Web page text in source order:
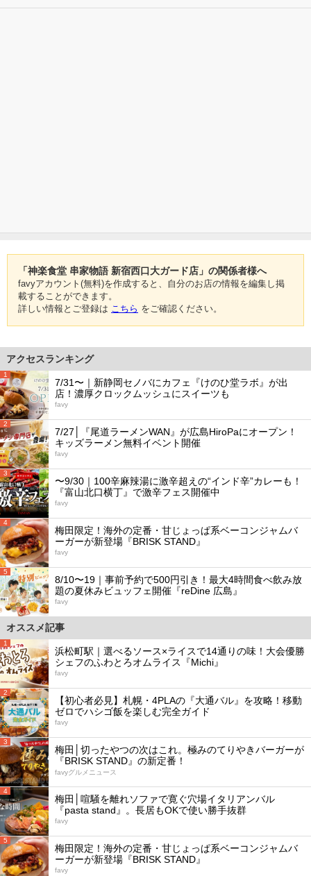
「神楽食堂 串家物語 新宿西口大ガード店」の関係者様へ
favyアカウント(無料)を作成すると、自分のお店の情報を編集し掲
載することができます。
詳しい情報とご登録は こちら をご確認ください。
アクセスランキング
1
7/31〜｜新静岡セノバにカフェ『けのひ堂ラボ』が出
店！濃厚クロックムッシュにスイーツも
favy
2
7/27│『尾道ラーメンWAN』が広島HiroPaにオープン！
キッズラーメン無料イベント開催
favy
3
〜9/30｜100辛麻辣湯に激辛超えの“インド辛”カレーも！
『富山北口横丁』で激辛フェス開催中
favy
4
梅田限定！海外の定番・甘じょっぱ系ベーコンジャムバ
ーガーが新登場『BRISK STAND』
favy
5
8/10〜19｜事前予約で500円引き！最大4時間食べ飲み放
題の夏休みビュッフェ開催『reDine 広島』
favy
オススメ記事
1
浜松町駅｜選べるソース×ライスで14通りの味！大会優勝
シェフのふわとろオムライス『Michi』
favy
2
【初心者必見】札幌・4PLAの『大通バル』を攻略！移動
ゼロでハシゴ飯を楽しむ完全ガイド
favy
3
梅田│切ったやつの次はこれ。極みのてりやきバーガーが
『BRISK STAND』の新定番！
favyグルメニュース
4
梅田│喧騒を離れソファで寛ぐ穴場イタリアンバル
『pasta stand』。長居もOKで使い勝手抜群
favy
5
梅田限定！海外の定番・甘じょっぱ系ベーコンジャムバ
ーガーが新登場『BRISK STAND』
favy